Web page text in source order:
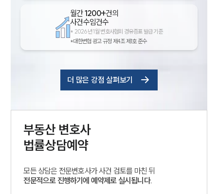
월간1200+건의
사건수임건수
* 2026년 1월 변호사협회 경유증표 발급 기준
*대한변협 광고 규정 제4조 제1호 준수
더 많은 강점 살펴보기
부동산 변호사
법률상담예약
모든 상담은 전문변호사가 사건 검토를 마친 뒤
전문적으로 진행하기에 예약제로 실시됩니다.